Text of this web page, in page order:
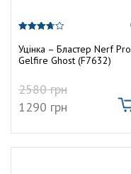
з 5
Уцінка – Бластер Nerf Pro
Gelfire Ghost (F7632)
2580грн
1290 грн